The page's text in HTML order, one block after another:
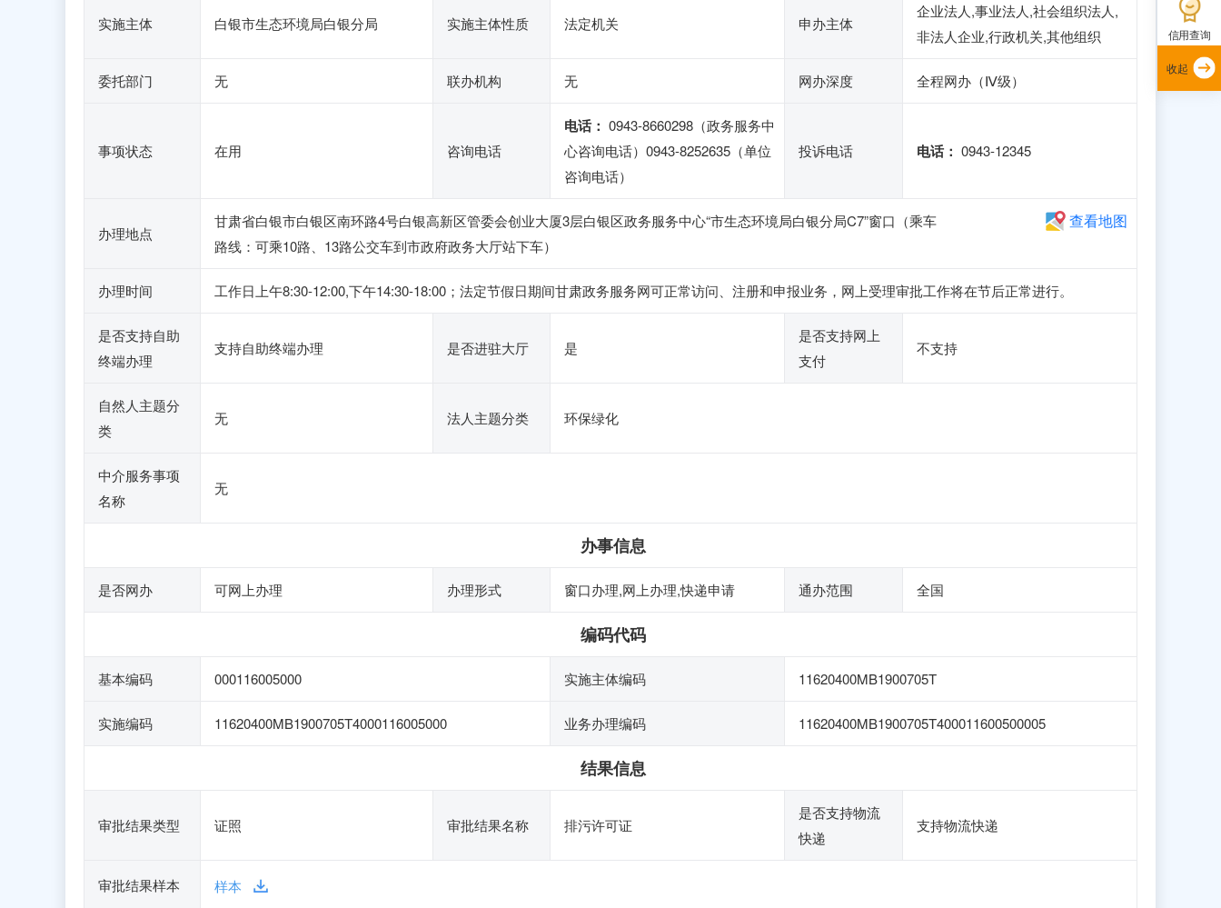
实施主体 白银市生态环境局白银分局 实施主体性质 法定机关 申办主体
企业法人,事业法人,社会组织法人,
非法人企业,行政机关,其他组织
委托部门 无 联办机构 无 网办深度 全程网办（Ⅳ级）
事项状态 在用 咨询电话
电话： 0943-8660298（政务服务中
心咨询电话）0943-8252635（单位
咨询电话）
投诉电话 电话： 0943-12345
办理地点
甘肃省白银市白银区南环路4号白银高新区管委会创业大厦3层白银区政务服务中心“市生态环境局白银分局C7”窗口（乘车
路线：可乘10路、13路公交车到市政府政务大厅站下车）
查看地图
办理时间 工作日上午8:30-12:00,下午14:30-18:00；法定节假日期间甘肃政务服务网可正常访问、注册和申报业务，网上受理审批工作将在节后正常进行。
是否支持自助
终端办理
支持自助终端办理 是否进驻大厅 是
是否支持网上
支付
不支持
自然人主题分
类
无 法人主题分类 环保绿化
中介服务事项
名称
无
办事信息
是否网办 可网上办理 办理形式 窗口办理,网上办理,快递申请 通办范围 全国
编码代码
基本编码 000116005000 实施主体编码 11620400MB1900705T
实施编码 11620400MB1900705T4000116005000 业务办理编码 11620400MB1900705T400011600500005
结果信息
审批结果类型 证照 审批结果名称 排污许可证
是否支持物流
快递
支持物流快递
审批结果样本 样本
信用查询
收起